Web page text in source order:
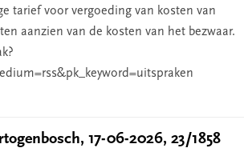
tarief voor vergoeding van kosten van
aanzien van de kosten van het bezwaar.
17-06-2026, 23/1858